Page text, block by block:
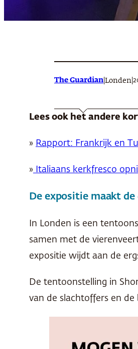
The Guardian Londen
Lees ook het andere
» Rapport: Frankrijk en
» Italiaans kerkfresco
De expositie maakt
In Londen is een
samen met de
expositie wijdt aan de
De tentoonstelling in
van de slachtoffers en